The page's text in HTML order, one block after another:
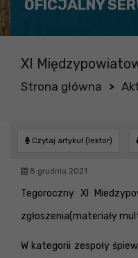
OFICJALNY
XI
Strona główna >
Czytaj artykuł (lektor)
8 grudnia 2021
Tegoroczny XI
zgłoszenia(materiały
W kategorii zespoły